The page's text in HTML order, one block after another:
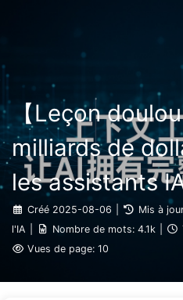
【Leçon
milliards de
les assistants
déployés par
"oublient"
moments
Créé 2025-08-06 Mis à
l'IA
Nombre de mots: 4.1k
Vues de page: 10